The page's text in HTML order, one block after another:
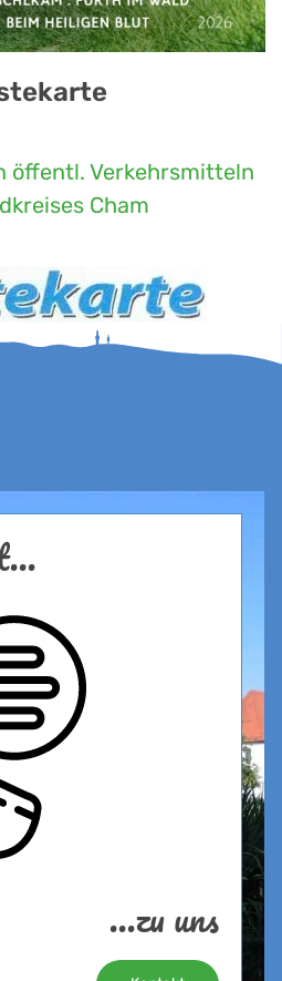
öffentl. Verkehrsmitteln
Cham
...zu uns